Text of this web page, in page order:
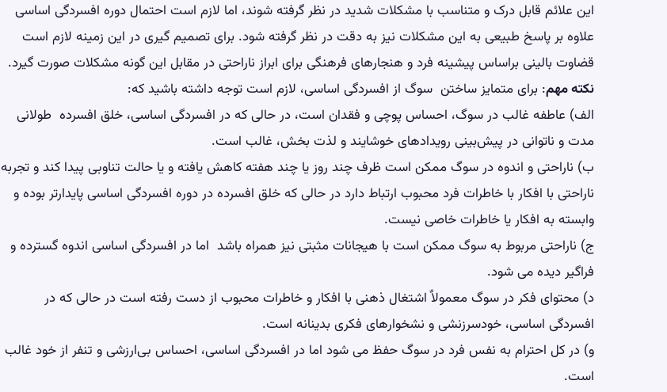
این علائم قابل درک و متناسب با مشکلات شدید در نظر گرفته شوند، اما لازم است احتمال دوره افسردگی اساسی
علاوه بر پاسخ طبیعی به این مشکلات نیز به دقت در نظر گرفته شود. برای تصمیم گیری در این زمینه لازم است
قضاوت بالینی براساس پیشینه فرد و هنجارهای فرهنگی برای ابراز ناراحتی در مقابل این گونه مشکلات صورت گیرد.
نکته مهم: برای متمایز ساختن سوگ از افسردگی اساسی، لازم است توجه داشته باشید که:
الف) عاطفه غالب در سوگ، احساس پوچی و فقدان است، در حالی که در افسردگی اساسی، خلق افسرده طولانی
مدت و ناتوانی در پیش‌بینی رویدادهای خوشایند و لذت بخش، غالب است.
ب) ناراحتی و اندوه در سوگ ممکن است ظرف چند روز یا چند هفته کاهش یافته و یا حالت تناوبی پیدا کند و تجربه
ناراحتی با افکار با خاطرات فرد محبوب ارتباط دارد در حالی که خلق افسرده در دوره افسردگی اساسی پایدارتر بوده و
وابسته به افکار یا خاطرات خاصی نیست.
ج) ناراحتی مربوط به سوگ ممکن است با هیجانات مثبتی نیز همراه باشد اما در افسردگی اساسی اندوه گسترده و
فراگیر دیده می شود.
د) محتوای فکر در سوگ معمولاٌ اشتغال ذهنی با افکار و خاطرات محبوب از دست رفته است در حالی که در
افسردگی اساسی، خودسرزنشی و نشخوارهای فکری بدینانه است.
و) در کل احترام به نفس فرد در سوگ حفظ می ‌شود اما در افسردگی اساسی، احساس بی‌ارزشی و تنفر از خود غالب
است.